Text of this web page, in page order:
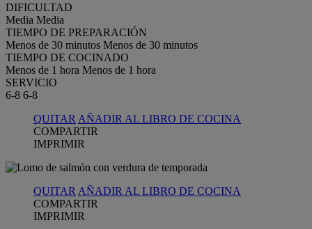
DIFICULTAD
Media Media
TIEMPO DE PREPARACIÓN
Menos de 30 minutos Menos de 30 minutos
TIEMPO DE COCINADO
Menos de 1 hora Menos de 1 hora
SERVICIO
6-8 6-8
QUITAR AÑADIR AL LIBRO DE COCINA
COMPARTIR
IMPRIMIR
QUITAR AÑADIR AL LIBRO DE COCINA
COMPARTIR
IMPRIMIR